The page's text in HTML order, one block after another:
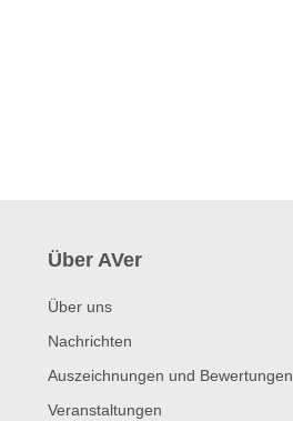
Über AVer
Über uns
Nachrichten
Auszeichnungen und Bewertungen
Veranstaltungen